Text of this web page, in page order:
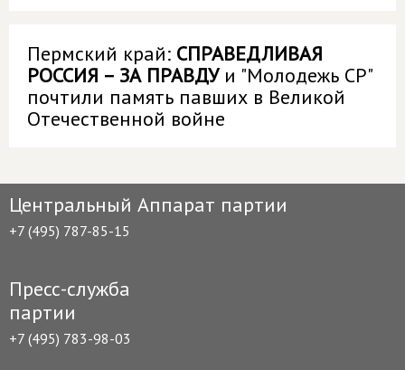
Пермский край: СПРАВЕДЛИВАЯ
РОССИЯ – ЗА ПРАВДУи "Молодежь СР"
почтили память павших в Великой
Отечественной войне
Центральный Аппарат партии
+7 (495) 787-85-15
Пресс-служба
партии
+7 (495) 783-98-03